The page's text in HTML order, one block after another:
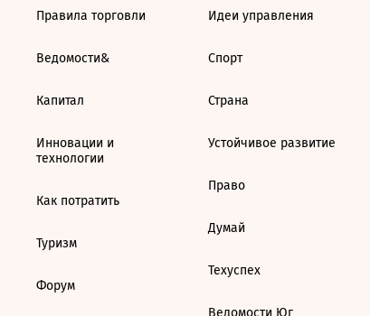
Правила торговли
Ведомости&
Капитал
Инновации и
технологии
Как потратить
Туризм
Форум
Идеи управления
Спорт
Страна
Устойчивое развитие
Право
Думай
Техуспех
Ведомости Юг